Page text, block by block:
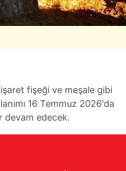
fişeği ve meşale gibi
16 Temmuz 2026'da
devam edecek.